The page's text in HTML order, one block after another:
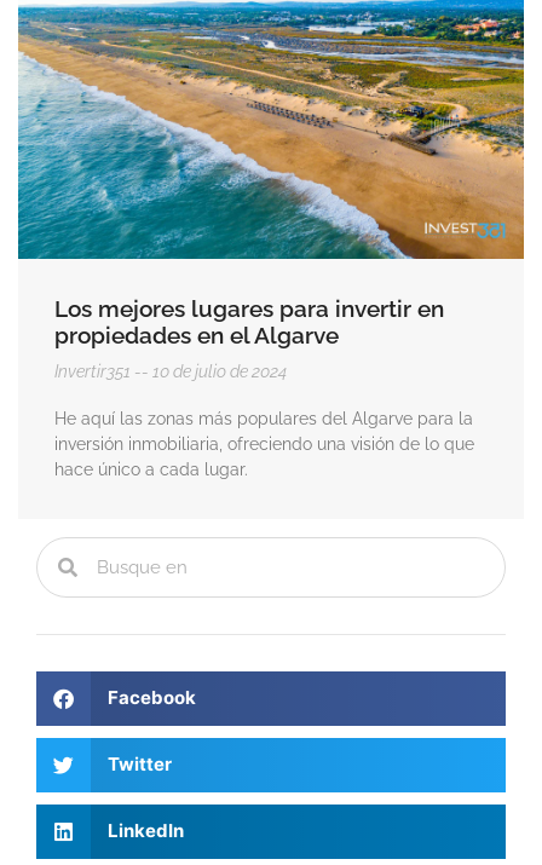
Los mejores lugares para invertir en
propiedades en el Algarve
Invertir351 10 de julio de 2024
He aquí las zonas más populares del Algarve para la
inversión inmobiliaria, ofreciendo una visión de lo que
hace único a cada lugar.
Facebook
Twitter
LinkedIn